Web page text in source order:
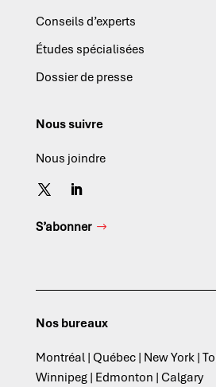
Conseils d’experts
Études spécialisées
Dossier de presse
Nous suivre
Nous joindre
S’abonner
Nos bureaux
Montréal | Québec | New York |
Winnipeg | Edmonton | Calgary